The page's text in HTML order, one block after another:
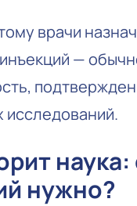
врачи
—
исследований.
нужно?